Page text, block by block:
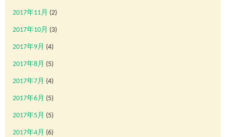
2017年11月 (2)
2017年10月 (3)
2017年9月 (4)
2017年8月 (5)
2017年7月 (4)
2017年6月 (5)
2017年5月 (5)
2017年4月 (6)